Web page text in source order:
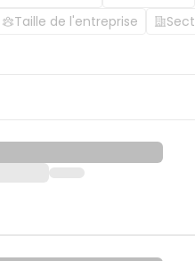
Taille de l'entreprise